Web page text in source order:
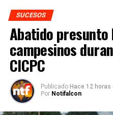
SUCESOS
Abatido presunto
campesinos
CICPC
Publicado Hace 12 horas
Por Notifalcon